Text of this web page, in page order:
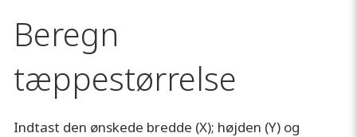
Beregn
tæppestørrelse
Indtast den ønskede bredde (X); højden (Y) og